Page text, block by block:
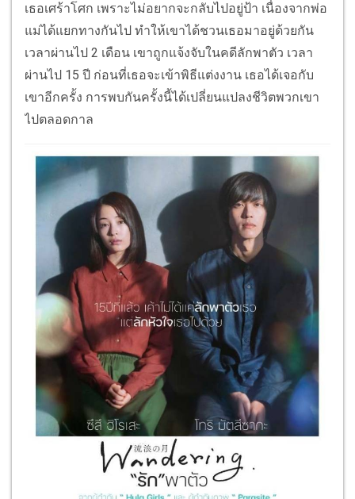
เธอเศร้าโศก เพราะไม่อยากจะกลับไปอยู่ป้า เนื่องจากพ่อ
แม่ได้แยกทางกันไป ทำให้เขาได้ชวนเธอมาอยู่ด้วยกัน
เวลาผ่านไป 2 เดือน เขาถูกแจ้งจับในคดีลักพาตัว เวลา
ผ่านไป 15 ปี ก่อนที่เธอจะเข้าพิธีแต่งงาน เธอได้เจอกับ
เขาอีกครั้ง การพบกันครั้งนี้ได้เปลี่ยนแปลงชีวิตพวกเขา
ไปตลอดกาล